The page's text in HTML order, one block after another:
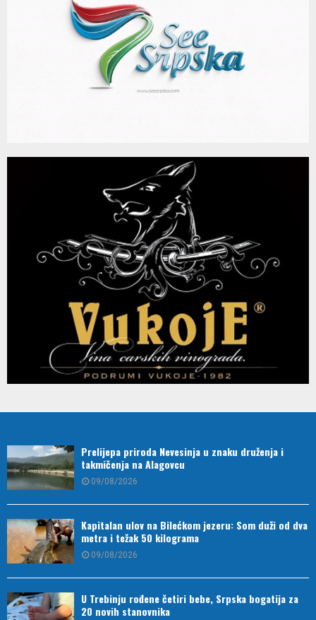
Prelijepa priroda Nevesinja u znaku druženja i
takmičenja na Alagovcu
09/08/2026
Kapitalan ulov na Bilećkom jezeru: Som duži od dva
metra i težak 50 kilograma
09/08/2026
U Trebinju rođene četiri bebe, Srpska bogatija za
20 novih stanovnika